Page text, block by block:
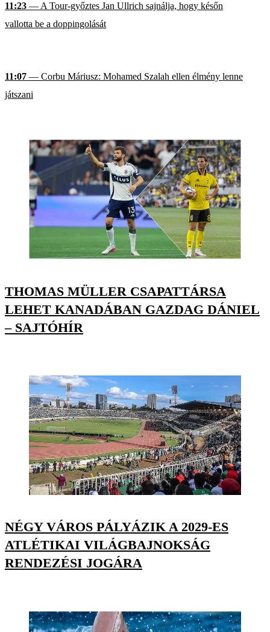
11:23 — A Tour-győztes Jan Ullrich sajnálja, hogy későn
vallotta be a doppingolását
11:07 — Corbu Máriusz: Mohamed Szalah ellen élmény lenne
játszani
THOMAS MÜLLER CSAPATTÁRSA
LEHET KANADÁBAN GAZDAG DÁNIEL
– SAJTÓHÍR
NÉGY VÁROS PÁLYÁZIK A 2029-ES
ATLÉTIKAI VILÁGBAJNOKSÁG
RENDEZÉSI JOGÁRA